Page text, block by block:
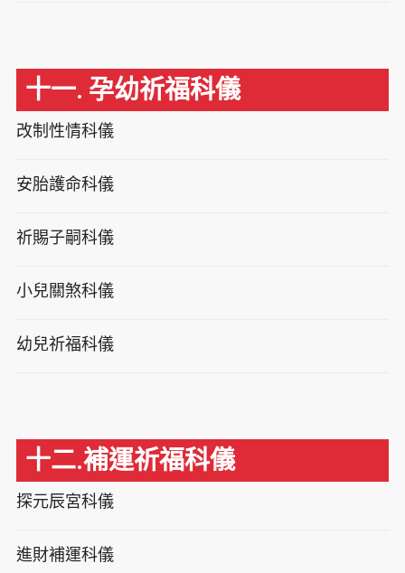
十一. 孕幼祈福科儀
改制性情科儀
安胎護命科儀
祈賜子嗣科儀
小兒關煞科儀
幼兒祈福科儀
十二.補運祈福科儀
探元辰宮科儀
進財補運科儀